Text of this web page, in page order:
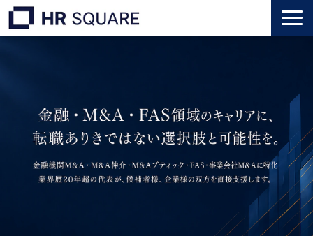
人材業界転職
インタビュー